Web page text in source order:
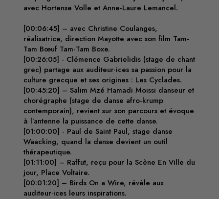
avec Hortense Volle et Anne-Laure Lemancel.
[00:06:45] – avec Christine Coulanges,
réalisatrice, direction Mayotte avec son film Tam-
Tam Bœuf Tam-Tam Boxe.
[00:26:05] - Clémence Gabrielidis (stage de chant
grec) partage aux auditeur·ices sa passion pour la
culture grecque et ses origines : Les Cyclades.
[00:45:20] – Salim Mzé Hamadi Moissi danseur et
chorégraphe (stage de danse afro-krump
contemporain), revient sur son parcours et évoque
à l’antenne la puissance de cette danse.
[01:00:00] - Paul de Saint Paul, stage danse
Waacking, quand la danse devient un outil
thérapeutique.
[01:11:00] – Raffut, reçu pour la Scène En Ville du
jour, Place Voltaire.
[00:01:20] – Birds On a Wire, révèle aux
auditeur·ices leurs inspirations.